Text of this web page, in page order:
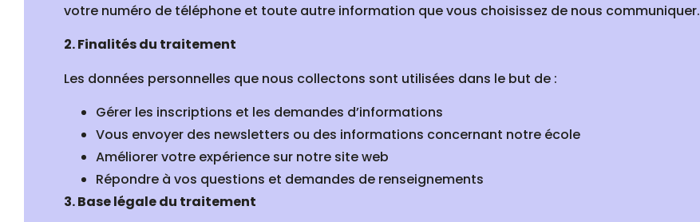
votre numéro de téléphone et toute autre information que vous choisissez de nous communiquer.
2. Finalités du traitement
Les données personnelles que nous collectons sont utilisées dans le but de :
Gérer les inscriptions et les demandes d’informations
Vous envoyer des newsletters ou des informations concernant notre école
Améliorer votre expérience sur notre site web
Répondre à vos questions et demandes de renseignements
3. Base légale du traitement